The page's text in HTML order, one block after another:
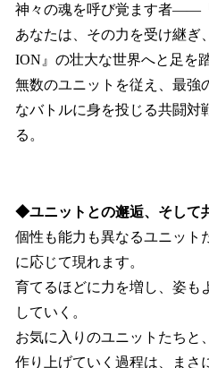
神々の魂を呼び覚ます者――
あなたは、その力を受け継ぎ
ION』の壮大な世界へと足を
無数のユニットを従え、最強
なバトルに身を投じる共闘対
る。
◆ユニットとの邂逅、そして
個性も能力も異なるユニット
に応じて現れます。
育てるほどに力を増し、姿も
していく。
お気に入りのユニットたちと
作り上げていく過程は、まさ